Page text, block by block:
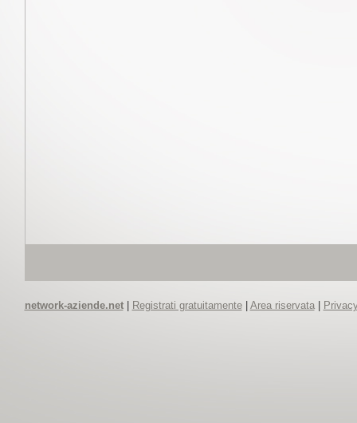
network-aziende.net| Registrati gratuitamente| Area riservata|